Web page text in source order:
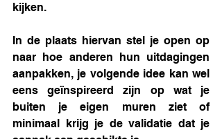
kijken.
In de plaats hiervan stel je open op
naar hoe anderen hun uitdagingen
aanpakken, je volgende idee kan wel
eens geïnspireerd zijn op wat je
buiten je eigen muren ziet of
minimaal krijg je de validatie dat je